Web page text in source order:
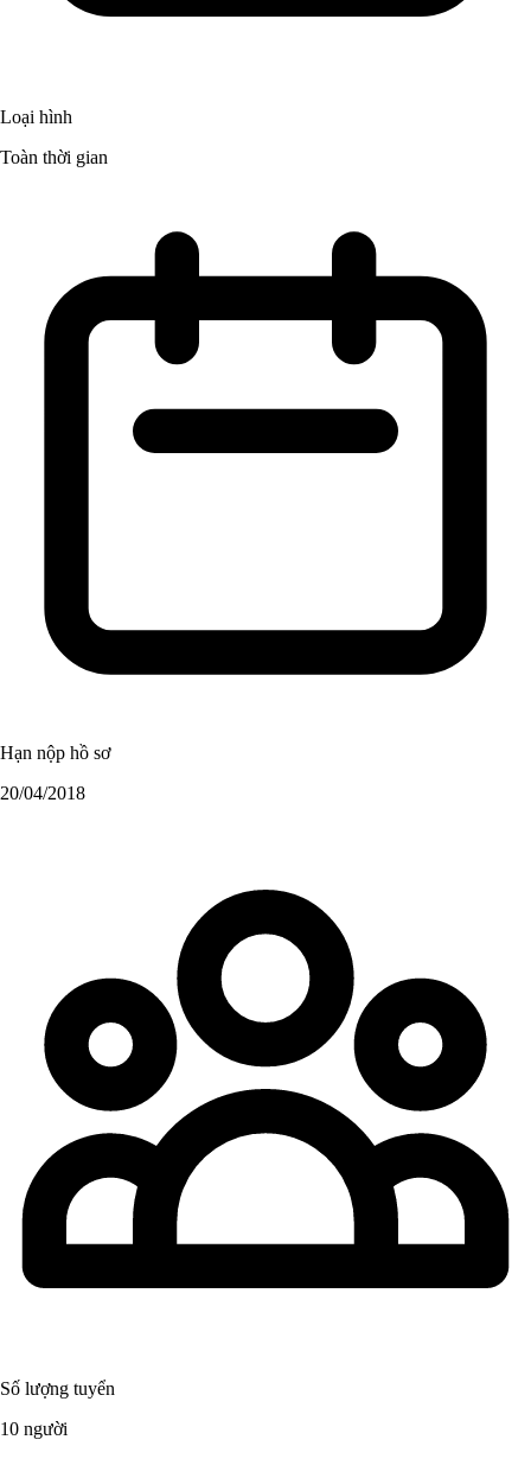
Loại hình
Toàn thời gian
Hạn nộp hồ sơ
20/04/2018
Số lượng tuyển
10 người